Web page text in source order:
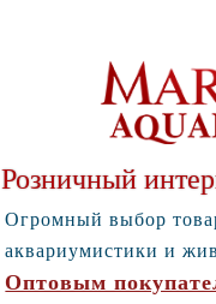
Розничный
Огромный выбор
аквариумистики и
Оптовым